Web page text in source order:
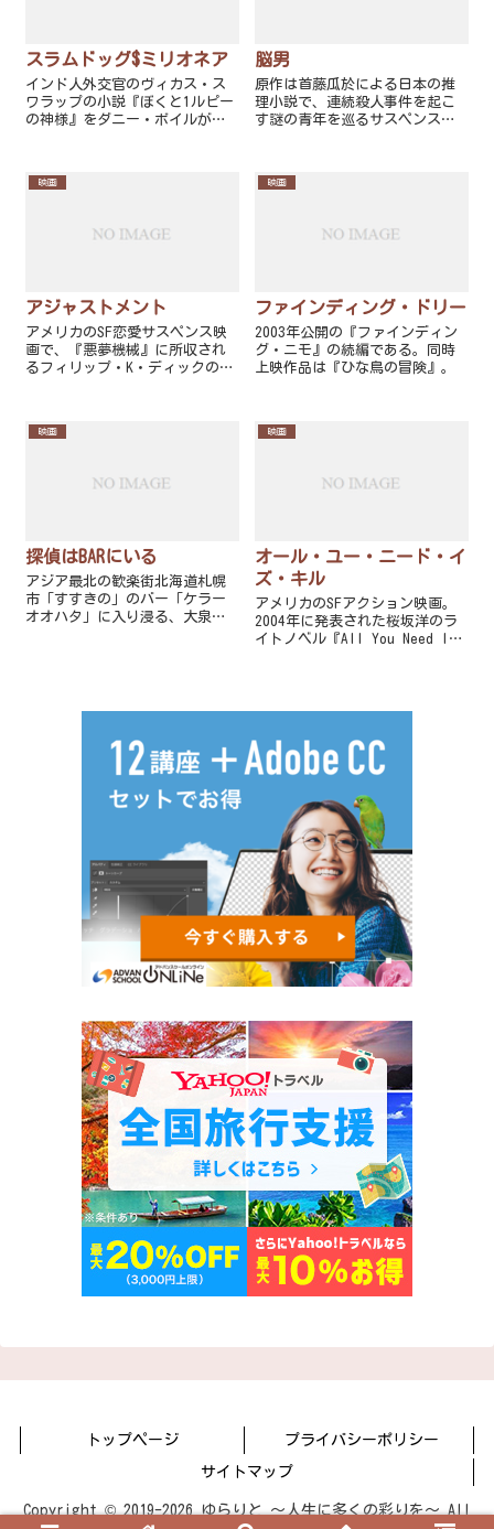
スラムドッグ$ミリオネア
インド人外交官のヴィカス・ス
ワラップの小説『ぼくと1ルピー
の神様』をダニー・ボイルが映
脳男
原作は首藤瓜於による日本の推
理小説で、連続殺人事件を起こ
す謎の青年を巡るサスペンス作
映画
アジャストメント
アメリカのSF恋愛サスペンス映
画で、『悪夢機械』に所収され
るフィリップ・K・ディックの短
映画
ファインディング・ドリー
2003年公開の『ファインディン
グ・ニモ』の続編である。同時
上映作品は『ひな鳥の冒険』。
映画
探偵はBARにいる
アジア最北の歓楽街北海道札幌
市「すすきの」のバー「ケラー
オオハタ」に入り浸る、大泉洋
映画
オール・ユー・ニード・イ
ズ・キル
アメリカのSFアクション映画。
2004年に発表された桜坂洋のラ
イトノベル『All You Need Is
トップページ プライバシーポリシー
サイトマップ
Copyright © 2019-2026 ゆらりと 〜人生に多くの彩りを〜 All